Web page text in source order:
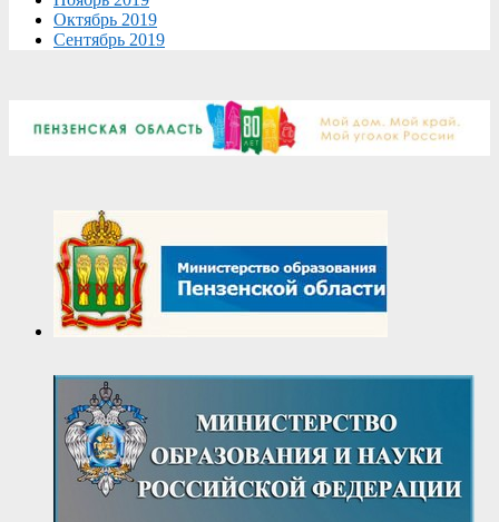
Октябрь 2019
Сентябрь 2019